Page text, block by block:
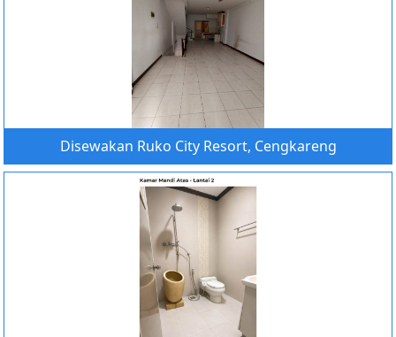
Disewakan Ruko City Resort, Cengkareng